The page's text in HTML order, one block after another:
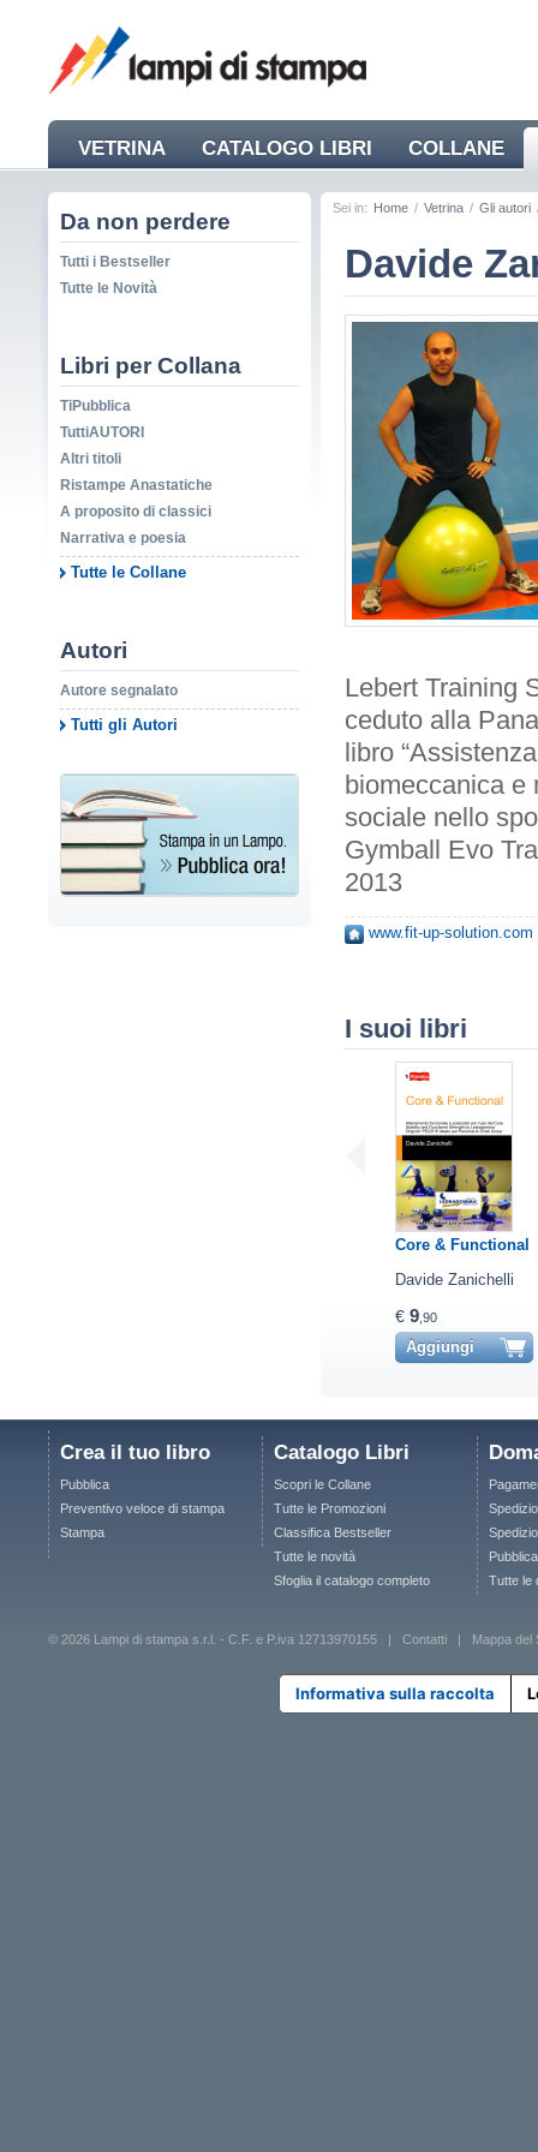
VETRINA CATALOGO LIBRI COLLANE
NEWS
Da non perdere
Tutti i Bestseller
Tutte le Novità
Libri per Collana
TiPubblica
TuttiAUTORI
Altri titoli
Ristampe Anastatiche
A proposito di classici
Narrativa e poesia
Tutte le Collane
Autori
Autore segnalato
Tutti gli Autori
Sei in: Home / Vetrina / Gli autori
Davide
Lebert Training
ceduto alla
libro
biomeccanica e
sociale nello
Gymball Evo
2013
www.fit-up-solution.com
I suoi libri
Core & Functional
Davide Zanichelli
€ 9,90
Aggiungi
Crea il tuo libro
Pubblica
Preventivo veloce di stampa
Stampa
Catalogo Libri
Scopri le Collane
Tutte le Promozioni
Classifica Bestseller
Tutte le novità
Sfoglia il catalogo completo
Tutte le
© 2026 Lampi di stampa s.r.l. - C.F. e P.iva 12713970155 | Contatti Mappa del
Informativa sulla raccolta